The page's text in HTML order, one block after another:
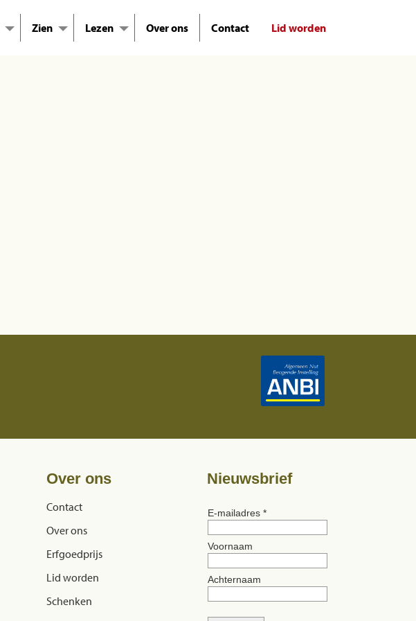
Zien Lezen Over ons Contact Lid worden
Over ons
Contact
Over ons
Erfgoedprijs
Lid worden
Schenken
Nieuwsbrief